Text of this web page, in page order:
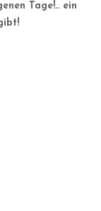
Tage!.. ein